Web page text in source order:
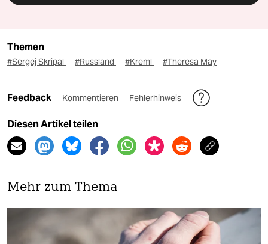
Themen
#Sergej Skripal #Russland #Kreml #Theresa May
Feedback Kommentieren Fehlerhinweis
Diesen Artikel teilen
Mehr zum Thema